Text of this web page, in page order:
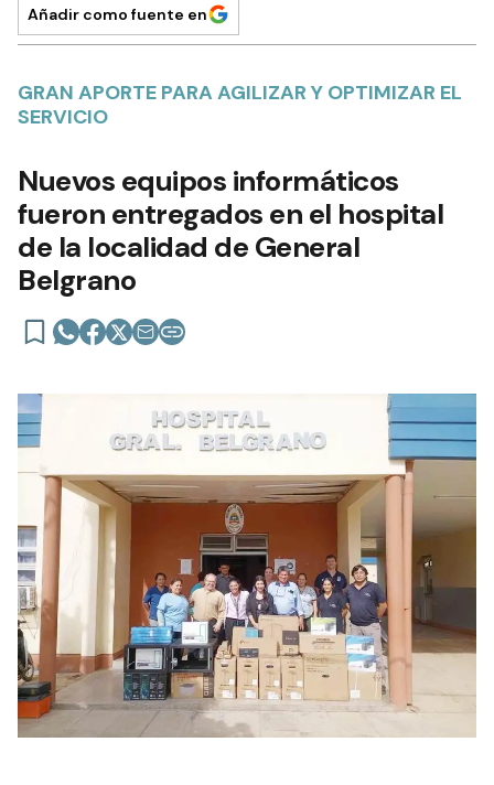
Añadir como fuente en
GRAN APORTE PARA AGILIZAR Y OPTIMIZAR EL
SERVICIO
Nuevos equipos informáticos
fueron entregados en el hospital
de la localidad de General
Belgrano